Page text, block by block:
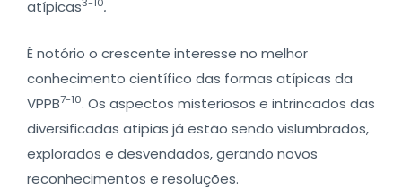
atípicas3-10.
É notório o crescente interesse no melhor
conhecimento científico das formas atípicas da
VPPB7-10. Os aspectos misteriosos e intrincados das
diversificadas atipias já estão sendo vislumbrados,
explorados e desvendados, gerando novos
reconhecimentos e resoluções.